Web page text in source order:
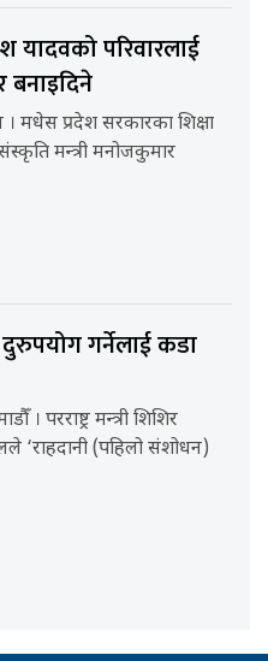
परिवारलाई
। मधेस प्रदेश सरकारका शिक्षा
मन्त्री मनोजकुमार
गर्नेलाई कडा
। परराष्ट्र मन्त्री शिशिर
‘राहदानी (पहिलो संशोधन)